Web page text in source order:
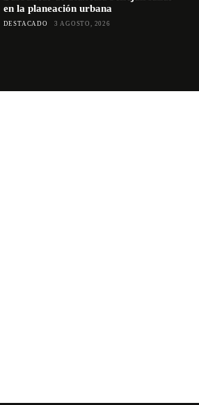
en la planeación urbana
DESTACADO 3 AGOSTO, 2026